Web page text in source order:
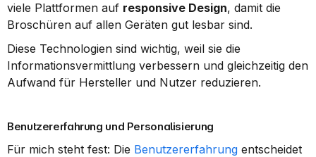
viele Plattformen auf responsive Design, damit die
Broschüren auf allen Geräten gut lesbar sind.
Diese Technologien sind wichtig, weil sie die
Informationsvermittlung verbessern und gleichzeitig den
Aufwand für Hersteller und Nutzer reduzieren.
Benutzererfahrung und Personalisierung
Für mich steht fest: Die Benutzererfahrung entscheidet